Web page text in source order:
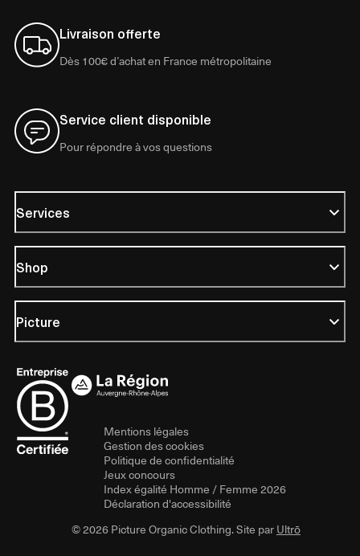
Livraison offerte
Dès 100€ d’achat en France métropolitaine
Service client disponible
Pour répondre à vos questions
Services
Shop
Picture
Mentions légales
Gestion des cookies
Politique de confidentialité
Jeux concours
Index égalité Homme / Femme 2026
Déclaration d'accessibilité
© 2026 Picture Organic Clothing. Site parUltrō